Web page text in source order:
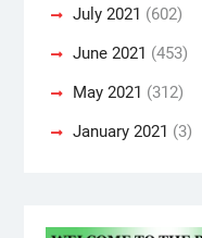
July 2021 (602)
June 2021 (453)
May 2021 (312)
January 2021 (3)